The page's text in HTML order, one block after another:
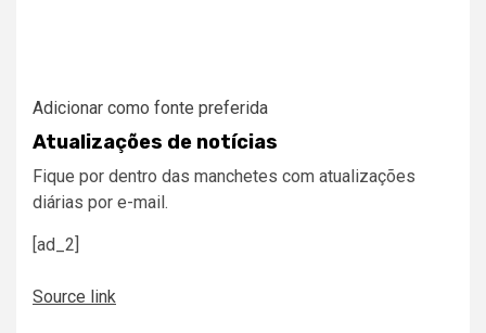
Adicionar como fonte preferida
Atualizações de notícias
Fique por dentro das manchetes com atualizações
diárias por e-mail.
[ad_2]
Source link